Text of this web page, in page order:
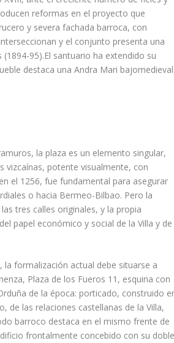
reformas en el proyecto que
y severa fachada barroca, con
y el conjunto presenta una
95).El santuario ha extendido su
destaca una Andra Mari
la plaza es un elemento singular,
vizcaí­nas, potente visualmente, con
el 1256, fue fundamental para asegurar
o hacia Bermeo-Bilbao. Pero la
tres calles originales, y la propia
papel económico y social de la Villa y de
formalización actual debe situarse a
Plaza de los Fueros 11, esquina con
de la época: porticado, construido
de las relaciones castellanas de la Villa,
barroco destaca en el mismo frente de
frontalmente concebido con su